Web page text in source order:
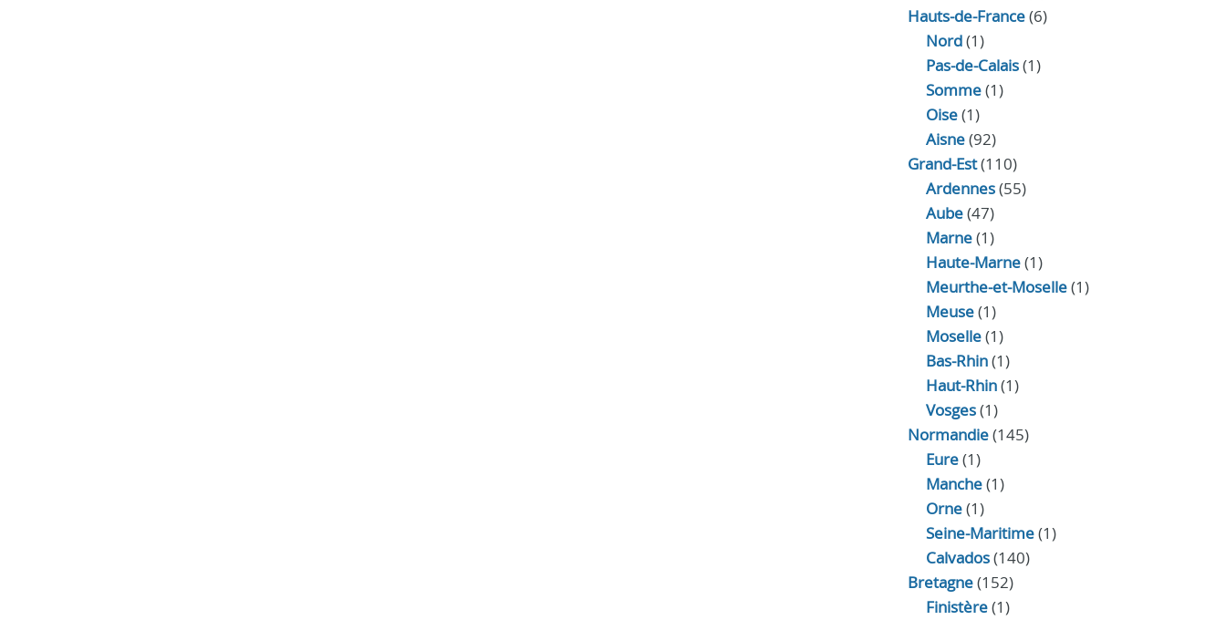
Hauts-de-France(6)
Nord(1)
Pas-de-Calais(1)
Somme(1)
Oise(1)
Aisne(92)
Grand-Est(110)
Ardennes(55)
Aube(47)
Marne(1)
Haute-Marne(1)
Meurthe-et-Moselle(1)
Meuse(1)
Moselle(1)
Bas-Rhin(1)
Haut-Rhin(1)
Vosges(1)
Normandie(145)
Eure(1)
Manche(1)
Orne(1)
Seine-Maritime(1)
Calvados(140)
Bretagne(152)
Finistère(1)